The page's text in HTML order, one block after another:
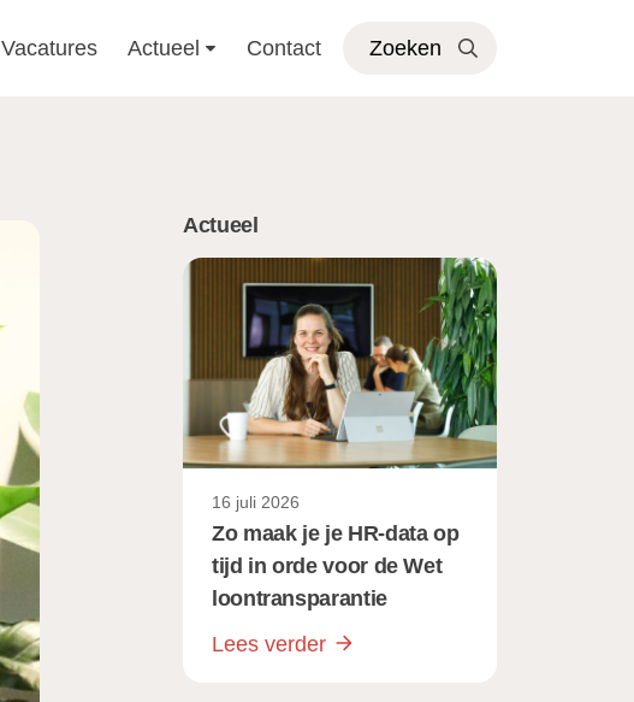
Vacatures Actueel Contact Zoeken
Actueel
16 juli 2026
Zo maak je je HR-data op
tijd in orde voor de Wet
loontransparantie
Lees verder